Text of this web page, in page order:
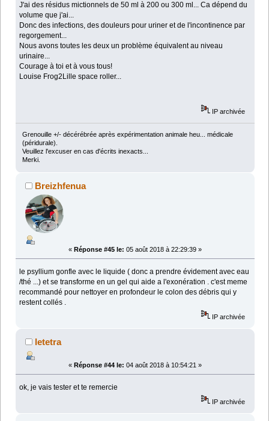
J'ai des résidus mictionnels de 50 ml à 200 ou 300 ml... Ca dépend du
volume que j'ai...
Donc des infections, des douleurs pour uriner et de l'incontinence par
regorgement...
Nous avons toutes les deux un problème équivalent au niveau
urinaire...
Courage à toi et à vous tous!
Louise Frog2Lille space roller...
IP archivée
Grenouille +/- décérébrée après expérimentation animale heu... médicale
(péridurale).
Veuillez l'excuser en cas d'écrits inexacts...
Merki.
Breizhfenua
« Réponse #45 le: 05 août 2018 à 22:29:39 »
le psyllium gonfle avec le liquide ( donc a prendre évidement avec eau
/thé ...) et se transforme en un gel qui aide a l'exonération . c'est meme
recommandé pour nettoyer en profondeur le colon des débris qui y
restent collés .
IP archivée
letetra
« Réponse #44 le: 04 août 2018 à 10:54:21 »
ok, je vais tester et te remercie
IP archivée